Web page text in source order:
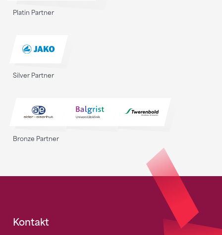
Platin Partner
Silver Partner
Bronze Partner
Fusszeile
Kontakt